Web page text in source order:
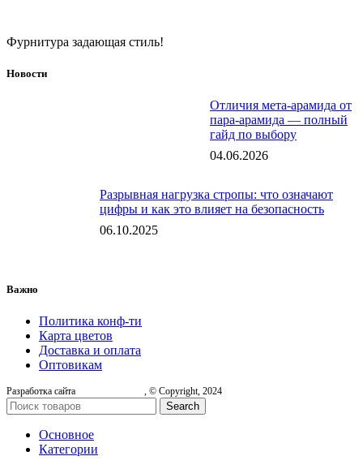
Фурнитура задающая стиль!
Новости
Отличия мета-арамида от
пара-арамида — полный
гайд по выбору
04.06.2026
Разрывная нагрузка стропы: что означают
цифры и как это влияет на безопасность
06.10.2025
Важно
Политика конф-ти
Карта цветов
Доставка и оплата
Оптовикам
Разработка сайта , © Copyright, 2024
Search
Основное
Категории